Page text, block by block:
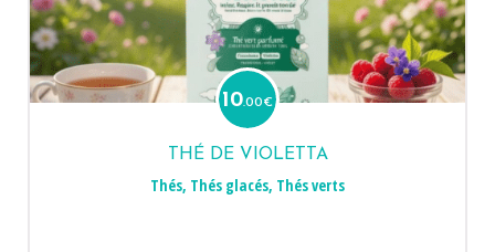
10.00€
THÉ DE VIOLETTA
Thés, Thés glacés, Thés verts